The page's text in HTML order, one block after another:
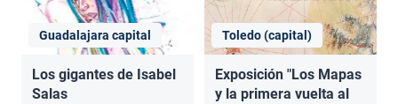
Guadalajara capital
Los gigantes de Isabel
Salas
Toledo (capital)
Exposición "Los Mapas
y la primera vuelta al